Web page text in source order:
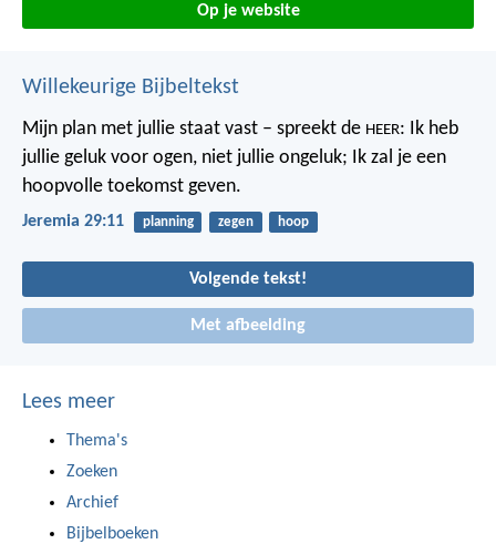
Op je website
Willekeurige Bijbeltekst
Mijn plan met jullie staat vast – spreekt de HEER: Ik heb
jullie geluk voor ogen, niet jullie ongeluk; Ik zal je een
hoopvolle toekomst geven.
Jeremia 29:11 planning zegen hoop
Volgende tekst!
Met afbeelding
Lees meer
Thema's
Zoeken
Archief
Bijbelboeken